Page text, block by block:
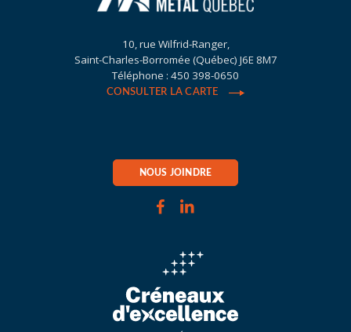
10, rue Wilfrid-Ranger,
Saint-Charles-Borromée (Québec) J6E 8M7
Téléphone : 450 398-0650
CONSULTER LA CARTE
NOUS JOINDRE